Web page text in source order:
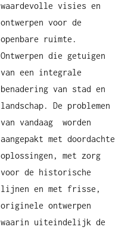
waardevolle visies en
ontwerpen voor de
openbare ruimte.
Ontwerpen die getuigen
van een integrale
benadering van stad en
landschap. De problemen
van vandaag worden
aangepakt met doordachte
oplossingen, met zorg
voor de historische
lijnen en met frisse,
originele ontwerpen
waarin uiteindelijk de